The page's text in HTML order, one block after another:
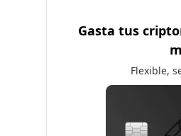
Gasta tus
Flexible,